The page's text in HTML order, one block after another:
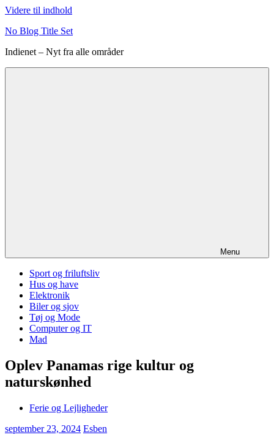
Videre til indhold
No Blog Title Set
Indienet – Nyt fra alle områder
Menu
Sport og friluftsliv
Hus og have
Elektronik
Biler og sjov
Tøj og Mode
Computer og IT
Mad
Oplev Panamas rige kultur og
naturskønhed
Ferie og Lejligheder
september 23, 2024 Esben